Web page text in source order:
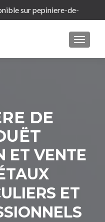
surpepiniere-de-
MENU
DE
ET VENTE
ET